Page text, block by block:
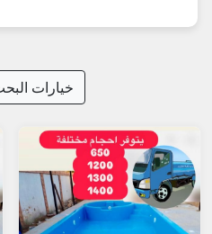
نظيفة ومرخصة 2026.
أسطول حديث من صهاريج
10,000 جالون).
خدمة متوفرة 24
فوري في حالات الطوارئ.
تغطية شاملة: مسقط،
خيارات